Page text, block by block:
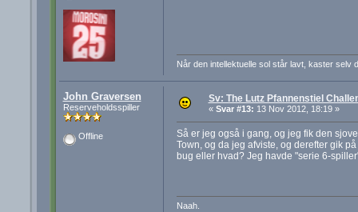
Når den intellektuelle sol står lavt, kaster selv
John Graversen
Reserveholdsspiller
Offline
Sv: The Lutz Pfannenstiel
« Svar #13: 13 Nov 2012, 18:19 »
Så er jeg også i gang, og jeg fik den
Town, og da jeg afviste, og derefter gik
bug eller hvad? Jeg havde "serie 6-
Naah.